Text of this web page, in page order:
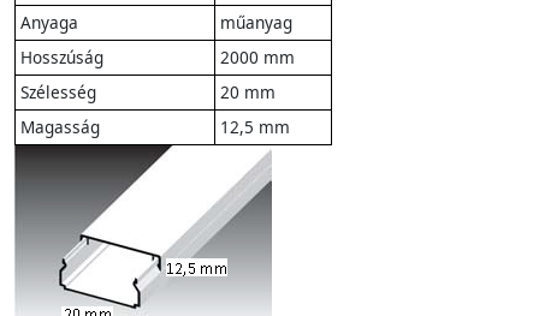
Anyaga
műanyag
Hosszúság
2000 mm
Szélesség
20 mm
Magasság
12,5 mm